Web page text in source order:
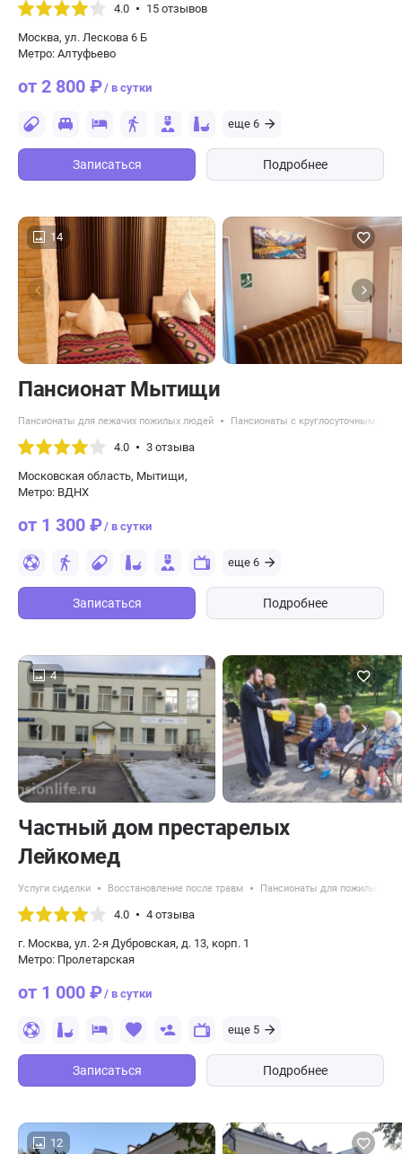
4.0 15 отзывов
Москва, ул. Лескова 6 Б
Метро: Алтуфьево
от 2 800 ₽/ в сутки
еще 6
Записаться Подробнее
14
Пансионат Мытищи
Пансионаты для лежачих пожилых людей Пансионаты с круглосуточным
4.0 3 отзыва
Московская область, Мытищи,
Метро: ВДНХ
от 1 300 ₽/ в сутки
еще 6
Записаться Подробнее
4
Частный дом престарелых
Лейкомед
Услуги сиделки Восстановление после травм Пансионаты для пожилых с
4.0 4 отзыва
г. Москва, ул. 2-я Дубровская, д. 13, корп. 1
Метро: Пролетарская
от 1 000 ₽/ в сутки
еще 5
Записаться Подробнее
12